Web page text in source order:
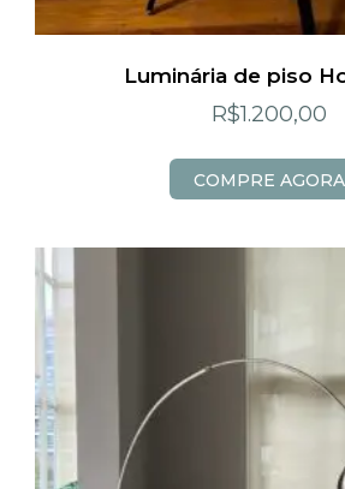
Luminária de piso
R$1.200,00
COMPRE AGORA